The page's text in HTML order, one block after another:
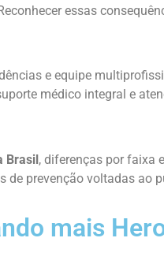
essas
e equipe
médico integral e
Brasil, diferenças por faixa
de prevenção voltadas ao
mais